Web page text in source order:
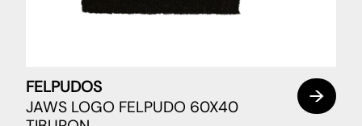
FELPUDOS
JAWS LOGO FELPUDO 60X40